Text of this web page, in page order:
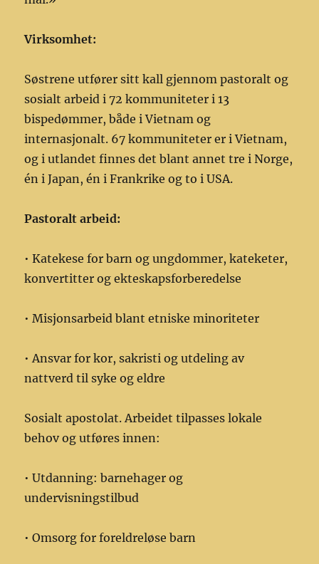
Virksomhet:
Søstrene utfører sitt kall gjennom pastoralt og
sosialt arbeid i 72 kommuniteter i 13
bispedømmer, både i Vietnam og
internasjonalt. 67 kommuniteter er i Vietnam,
og i utlandet finnes det blant annet tre i Norge,
én i Japan, én i Frankrike og to i USA.
Pastoralt arbeid:
• Katekese for barn og ungdommer, kateketer,
konvertitter og ekteskapsforberedelse
• Misjonsarbeid blant etniske minoriteter
• Ansvar for kor, sakristi og utdeling av
nattverd til syke og eldre
Sosialt apostolat. Arbeidet tilpasses lokale
behov og utføres innen:
• Utdanning: barnehager og
undervisningstilbud
• Omsorg for foreldreløse barn